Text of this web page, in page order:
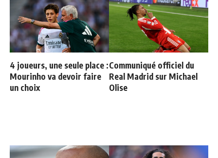
4 joueurs, une seule place :
Mourinho va devoir faire
un choix
Communiqué officiel du
Real Madrid sur Michael
Olise